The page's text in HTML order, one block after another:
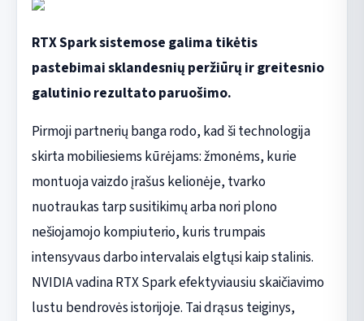
RTX Spark sistemose galima tikėtis
pastebimai sklandesnių peržiūrų ir greitesnio
galutinio rezultato paruošimo.
Pirmoji partnerių banga rodo, kad ši technologija
skirta mobiliesiems kūrėjams: žmonėms, kurie
montuoja vaizdo įrašus kelionėje, tvarko
nuotraukas tarp susitikimų arba nori plono
nešiojamojo kompiuterio, kuris trumpais
intensyvaus darbo intervalais elgtųsi kaip stalinis.
NVIDIA vadina RTX Spark efektyviausiu skaičiavimo
lustu bendrovės istorijoje. Tai drąsus teiginys,